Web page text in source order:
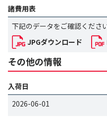
諸費用表
下記のデータをご確認くださ
JPGダウンロード
その他の情報
入荷日
2026-06-01